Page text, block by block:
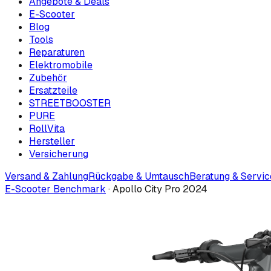
E-Scooter
Blog
Tools
Reparaturen
Elektromobile
Zubehör
Ersatzteile
STREETBOOSTER
PURE
RollVita
Hersteller
Versicherung
Versand & ZahlungRückgabe & UmtauschBeratung &
E-Scooter Benchmark ·Apollo City Pro 2024